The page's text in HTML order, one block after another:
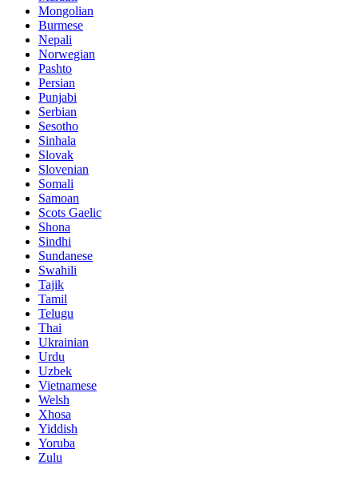
Mongolian
Burmese
Nepali
Norwegian
Pashto
Persian
Punjabi
Serbian
Sesotho
Sinhala
Slovak
Slovenian
Somali
Samoan
Scots Gaelic
Shona
Sindhi
Sundanese
Swahili
Tajik
Tamil
Telugu
Thai
Ukrainian
Urdu
Uzbek
Vietnamese
Welsh
Xhosa
Yiddish
Yoruba
Zulu